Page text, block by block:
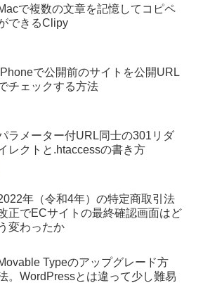
で複数の文章を記憶してコピペ
できるClipy
で公開前のサイトを公開URL
チェックする方法
ラメーター付URL同士の301リダ
レクトと.htaccessの書き方
年（令和4年）の特定商取引法
正でECサイトの最終確認画面はど
う変わったか
Typeのアップグレード方
。WordPressとは違って少し難易